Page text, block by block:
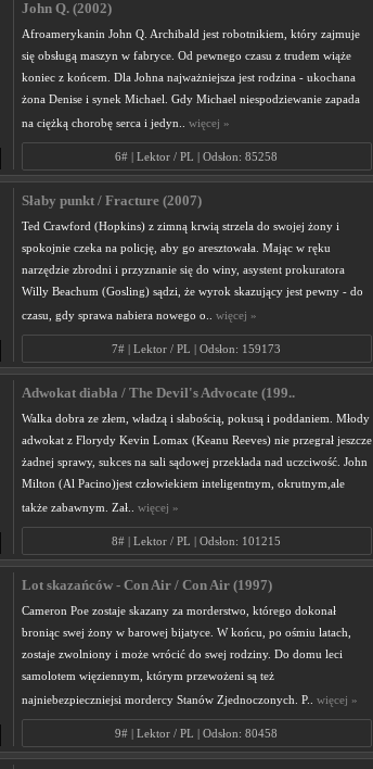
John Q. (2002)
Afroamerykanin John Q. Archibald jest robotnikiem, który zajmuje
się obsługą maszyn w fabryce. Od pewnego czasu z trudem wiąże
koniec z końcem. Dla Johna najważniejsza jest rodzina - ukochana
żona Denise i synek Michael. Gdy Michael niespodziewanie zapada
na ciężką chorobę serca i jedyn.. więcej »
6# | Lektor / PL | Odsłon: 85258
Słaby punkt / Fracture (2007)
Ted Crawford (Hopkins) z zimną krwią strzela do swojej żony i
spokojnie czeka na policję, aby go aresztowała. Mając w ręku
narzędzie zbrodni i przyznanie się do winy, asystent prokuratora
Willy Beachum (Gosling) sądzi, że wyrok skazujący jest pewny - do
czasu, gdy sprawa nabiera nowego o.. więcej »
7# | Lektor / PL | Odsłon: 159173
Adwokat diabła / The Devil's Advocate (199..
Walka dobra ze złem, władzą i słabością, pokusą i poddaniem. Młody
adwokat z Florydy Kevin Lomax (Keanu Reeves) nie przegrał jeszcze
żadnej sprawy, sukces na sali sądowej przekłada nad uczciwość. John
Milton (Al Pacino)jest człowiekiem inteligentnym, okrutnym,ale
także zabawnym. Zał.. więcej »
8# | Lektor / PL | Odsłon: 101215
Lot skazańców - Con Air / Con Air (1997)
Cameron Poe zostaje skazany za morderstwo, którego dokonał
broniąc swej żony w barowej bijatyce. W końcu, po ośmiu latach,
zostaje zwolniony i może wrócić do swej rodziny. Do domu leci
samolotem więziennym, którym przewożeni są też
najniebezpieczniejsi mordercy Stanów Zjednoczonych. P.. więcej »
9# | Lektor / PL | Odsłon: 80458